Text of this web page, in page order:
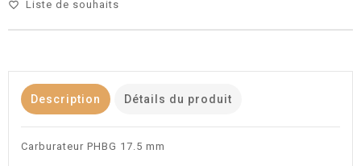
favorite_border Liste de souhaits
Description Détails du produit
Carburateur PHBG 17.5 mm